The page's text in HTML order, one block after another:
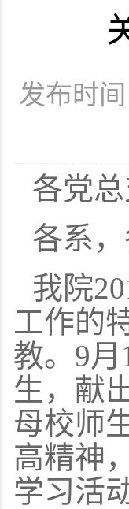
发布时
各党
各系，
我院
工作的
教。9
生，献
母校师
高精神
学习活